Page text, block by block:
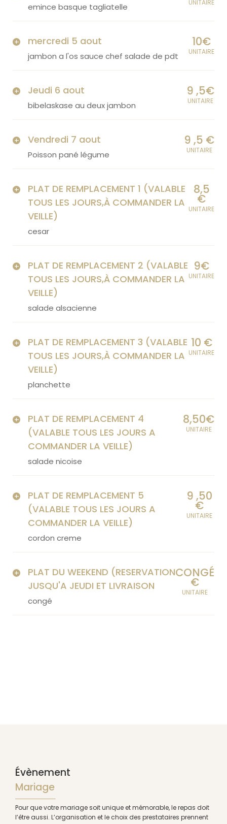
emince basque tagliatelle UNITAIRE
mercredi 5 aout
jambon a l'os sauce chef salade de pdt
10€
UNITAIRE
Jeudi 6 aout
bibelaskase au deux jambon
9 ,5€
UNITAIRE
Vendredi 7 aout
Poisson pané légume
9 ,5 €
UNITAIRE
PLAT DE REMPLACEMENT 1 (VALABLE
TOUS LES JOURS,À COMMANDER LA
VEILLE)
cesar
8,5
€
UNITAIRE
PLAT DE REMPLACEMENT 2 (VALABLE
TOUS LES JOURS,À COMMANDER LA
VEILLE)
salade alsacienne
9€
UNITAIRE
PLAT DE REMPLACEMENT 3 (VALABLE
TOUS LES JOURS,À COMMANDER LA
VEILLE)
planchette
10 €
UNITAIRE
PLAT DE REMPLACEMENT 4
(VALABLE TOUS LES JOURS A
COMMANDER LA VEILLE)
salade nicoise
8,50€
UNITAIRE
PLAT DE REMPLACEMENT 5
(VALABLE TOUS LES JOURS A
COMMANDER LA VEILLE)
cordon creme
9 ,50
€
UNITAIRE
PLAT DU WEEKEND (RESERVATION
JUSQU'A JEUDI ET LIVRAISON
congé
CONGÉ
€
UNITAIRE
Évènement
Mariage
Pour que votre mariage soit unique et mémorable, le repas doit
l’être aussi. L’organisation et le choix des prestataires prennent